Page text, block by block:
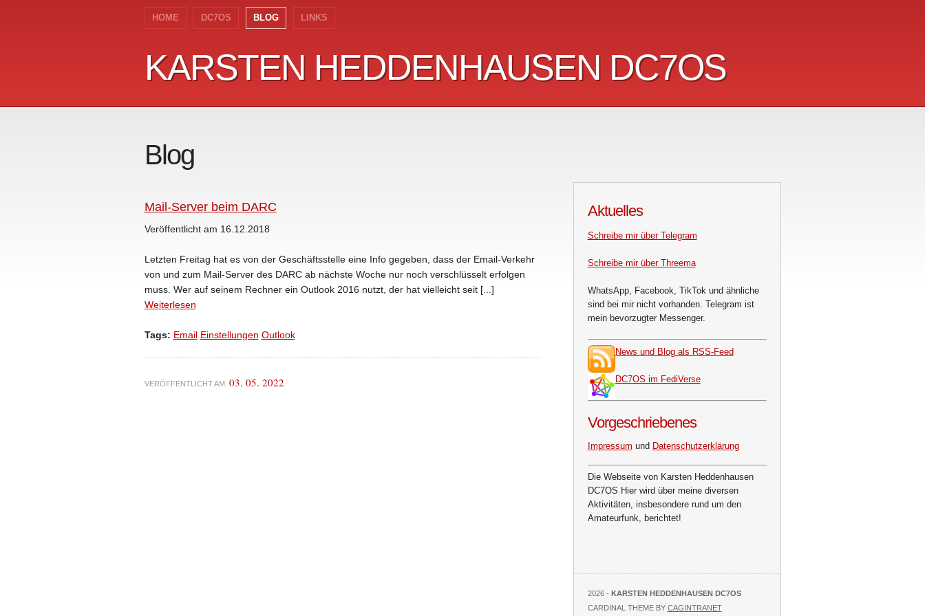
HOME DC7OS BLOG LINKS
KARSTEN HEDDENHAUSEN DC7OS
KARSTEN HEDDENHAUSEN DC7OS
Blog
Mail-Server beim DARC
Veröffentlicht am 16.12.2018
Letzten Freitag hat es von der Geschäftsstelle eine Info gegeben, dass der Email-Verkehr
von und zum Mail-Server des DARC ab nächste Woche nur noch verschlüsselt erfolgen
muss. Wer auf seinem Rechner ein Outlook 2016 nutzt, der hat vielleicht seit [...]
Weiterlesen
Tags: Email Einstellungen Outlook
VERÖFFENTLICHT AM 03. 05. 2022
Aktuelles
Schreibe mir über Telegram
Schreibe mir über Threema
WhatsApp, Facebook, TikTok und ähnliche
sind bei mir nicht vorhanden. Telegram ist
mein bevorzugter Messenger.
News und Blog als RSS-Feed
DC7OS im FediVerse
Vorgeschriebenes
Impressum und Datenschutzerklärung
Die Webseite von Karsten Heddenhausen
DC7OS Hier wird über meine diversen
Aktivitäten, insbesondere rund um den
Amateurfunk, berichtet!
2026 - KARSTEN HEDDENHAUSEN DC7OS
CARDINAL THEME BY CAGINTRANET